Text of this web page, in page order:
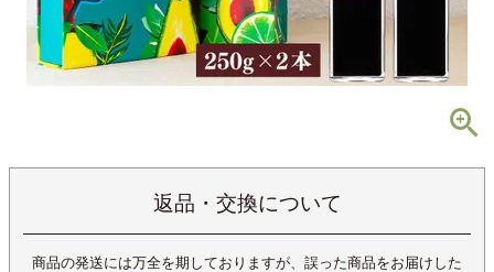
返品・交換について
商品の発送には万全を期しておりますが、誤った商品をお届けした